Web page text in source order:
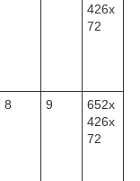
426x
72
8 9
652x
426x
72